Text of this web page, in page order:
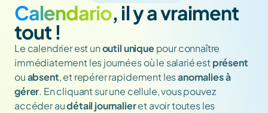
Calendario, il y a vraiment
tout !
Le calendrier est un outil unique pour connaître
immédiatement les journées où le salarié est présent
ou absent, et repérer rapidement les anomalies à
gérer. En cliquant sur une cellule, vous pouvez
accéder au détail journalier et avoir toutes les